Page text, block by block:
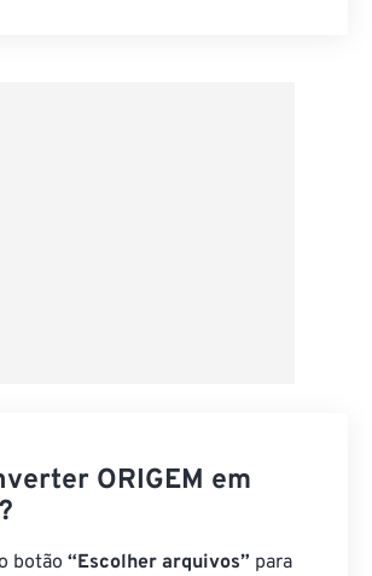
ORIGEM em
botão “Escolher arquivos” para